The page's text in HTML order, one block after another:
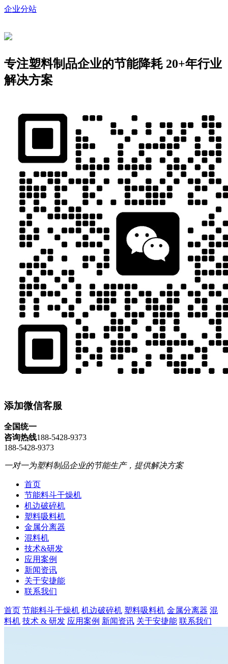
企业分站
专注塑料制品企业的节能降耗 20+年行业
解决方案
添加微信客服
全国统一
咨询热线188-5428-9373
188-5428-9373
一对一为塑料制品企业的节能生产，提供解决方案
首页
节能料斗干燥机
机边破碎机
塑料吸料机
金属分离器
混料机
技术&研发
应用案例
新闻资讯
关于安捷能
联系我们
首页 节能料斗干燥机 机边破碎机 塑料吸料机 金属分离器 混
料机 技术 & 研发 应用案例 新闻资讯 关于安捷能 联系我们